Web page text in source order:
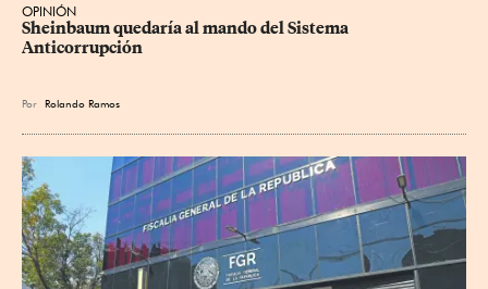
OPINIÓN
Sheinbaum quedaría al mando del Sistema
Anticorrupción
Por Rolando Ramos